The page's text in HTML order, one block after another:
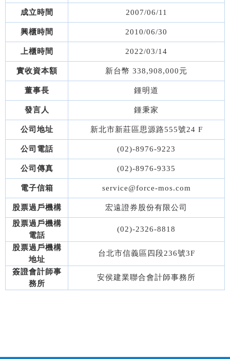
成立時間 2007/06/11
興櫃時間 2010/06/30
上櫃時間 2022/03/14
實收資本額 新台幣 338,908,000元
董事長 鍾明道
發言人 鍾秉家
公司地址 新北市新莊區思源路555號24 F
公司電話 (02)-8976-9223
公司傳真 (02)-8976-9335
電子信箱 service@force-mos.com
股票過戶機構
宏遠證券股份有限公司
股票過戶機構
電話
(02)-2326-8818
股票過戶機構
地址
台北市信義區四段236號3F
簽證會計師事
務所
安侯建業聯合會計師事務所